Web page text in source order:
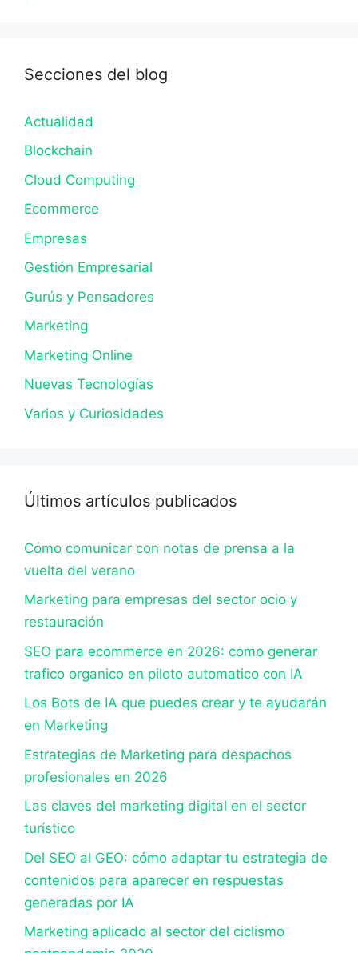
Secciones del blog
Actualidad
Blockchain
Cloud Computing
Ecommerce
Empresas
Gestión Empresarial
Gurús y Pensadores
Marketing
Marketing Online
Nuevas Tecnologías
Varios y Curiosidades
Últimos artículos publicados
Cómo comunicar con notas de prensa a la
vuelta del verano
Marketing para empresas del sector ocio y
restauración
SEO para ecommerce en 2026: como generar
trafico organico en piloto automatico con IA
Los Bots de IA que puedes crear y te ayudarán
en Marketing
Estrategias de Marketing para despachos
profesionales en 2026
Las claves del marketing digital en el sector
turístico
Del SEO al GEO: cómo adaptar tu estrategia de
contenidos para aparecer en respuestas
generadas por IA
Marketing aplicado al sector del ciclismo